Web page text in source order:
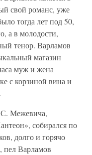
свой романс, уже
тогда лет под 50,
а в молодости,
тенор. Варламов
магазин
муж и жена
с корзиной вина и
Межевича,
собирался по
долго и горячо
пел Варламов